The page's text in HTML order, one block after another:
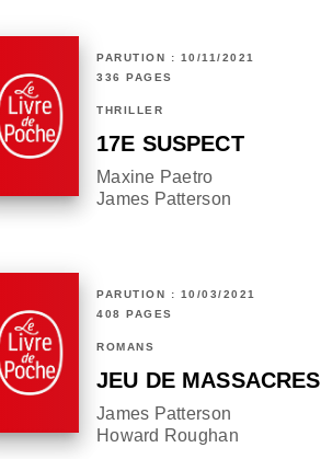
PARUTION : 10/11/2021
336 PAGES
THRILLER
17E SUSPECT
Maxine Paetro
James Patterson
PARUTION : 10/03/2021
408 PAGES
ROMANS
JEU DE MASSACRES
James Patterson
Howard Roughan